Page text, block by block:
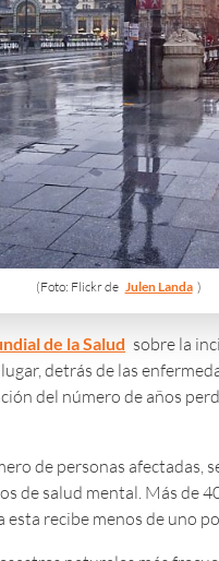
(Foto: Flickr de Julen Landa )
de la Salud sobre la
detrás de las
del número de años
de personas afectadas,
de salud mental. Más de
recibe menos de uno